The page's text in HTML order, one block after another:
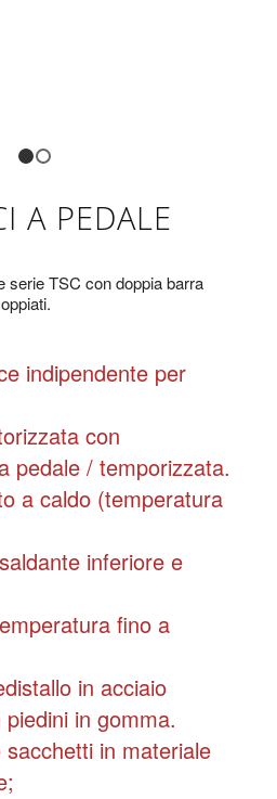
A PEDALE
serie TSC con doppia barra
indipendente per
con
pedale / temporizzata.
a caldo (temperatura
inferiore e
fino a
in acciaio
in gomma.
sacchetti in materiale